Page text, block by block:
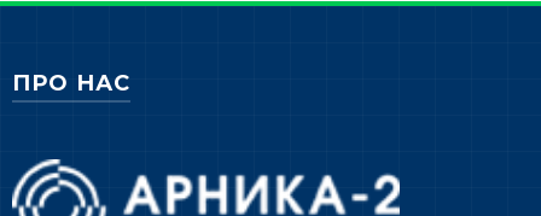
ПРО НАС